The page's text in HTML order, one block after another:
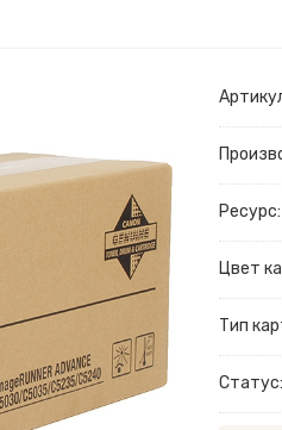
Ресурс:
Цвет
Тип
Статус: